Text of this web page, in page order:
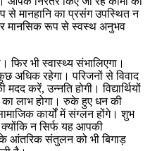
मानहानि का प्रसंग उपस्थित न
मानसिक रूप से स्वस्थ अनुभव
फिर भी स्वास्थ्य संभालिएगा।
अधिक रहेगा। परिजनों से विवाद
करें, उन्नति होगी। विद्यार्थियों
लाभ होगा। रुके हुए धन की
कार्यों में संग्लन होंगे। शुभ
क्योंकि न सिर्फ यह आपकी
आंतरिक संतुलन को भी बिगाड़